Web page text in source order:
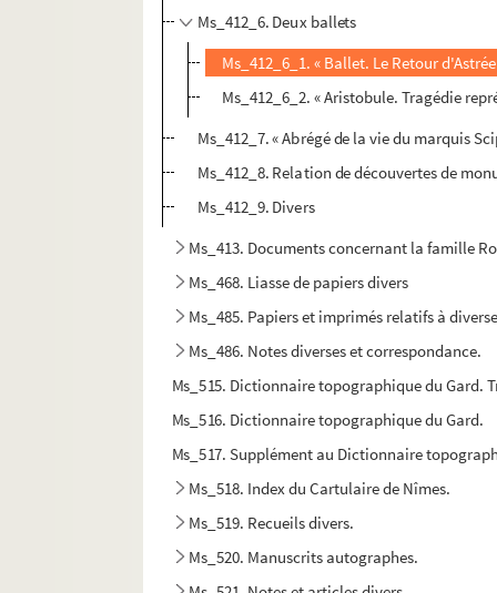
Ms_412_6. Deux ballets
Ms_412_6_1. « Ballet. Le Retour
Ms_412_6_2. « Aristobule. Tragédie
Ms_412_7. « Abrégé de la vie du marquis
Ms_412_8. Relation de découvertes de
Ms_412_9. Divers
Ms_413. Documents concernant la famille
Ms_468. Liasse de papiers divers
Ms_485. Papiers et imprimés relatifs à
Ms_486. Notes diverses et correspondance.
Ms_515. Dictionnaire topographique du Gard.
Ms_516. Dictionnaire topographique du Gard.
Ms_517. Supplément au Dictionnaire
Ms_518. Index du Cartulaire de Nîmes.
Ms_519. Recueils divers.
Ms_520. Manuscrits autographes.